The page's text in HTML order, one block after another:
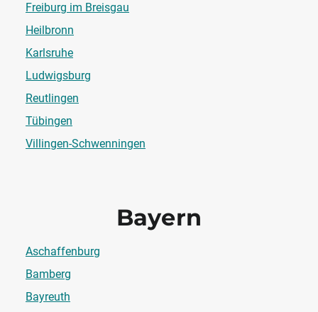
Freiburg im Breisgau
Heilbronn
Karlsruhe
Ludwigsburg
Reutlingen
Tübingen
Villingen-Schwenningen
Bayern
Aschaffenburg
Bamberg
Bayreuth